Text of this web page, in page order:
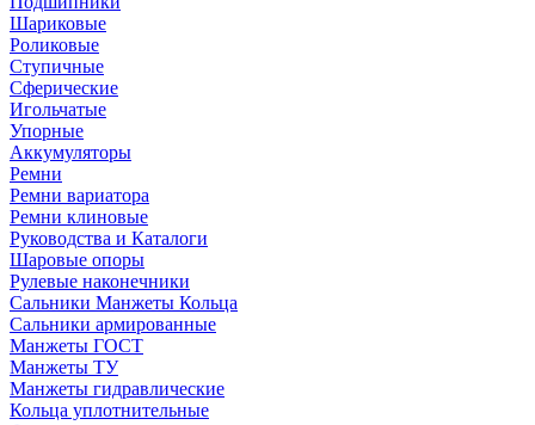
Шариковые
Роликовые
Ступичные
Сферические
Игольчатые
Упорные
Аккумуляторы
Ремни
Ремни вариатора
Ремни клиновые
Руководства и Каталоги
Шаровые опоры
Рулевые наконечники
Сальники Манжеты Кольца
Сальники армированные
Манжеты ГОСТ
Манжеты ТУ
Манжеты гидравлические
Кольца уплотнительные